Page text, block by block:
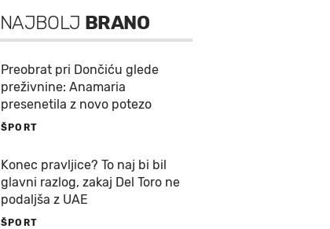
NAJBOLJ BRANO
Preobrat pri Dončiću glede
preživnine: Anamaria
presenetila z novo potezo
ŠPORT
Konec pravljice? To naj bi bil
glavni razlog, zakaj Del Toro ne
podaljša z UAE
ŠPORT